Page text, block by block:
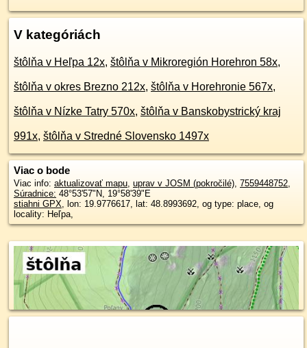
V kategóriách
štôlňa v Heľpa 12x, štôlňa v Mikroregión Horehron 58x,
štôlňa v okres Brezno 212x, štôlňa v Horehronie 567x,
štôlňa v Nízke Tatry 570x, štôlňa v Banskobystrický kraj
991x, štôlňa v Stredné Slovensko 1497x
Viac o bode
Viac info: aktualizovať mapu, uprav v JOSM (pokročilé), 7559448752,
Súradnice: 48°53'57"N, 19°58'39"E
stiahni GPX, lon: 19.9776617, lat: 48.8993692, og type: place, og
locality: Heľpa,